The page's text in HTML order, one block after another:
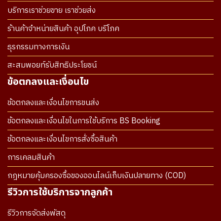
บริการเราช่วยขาย เราช่วยส่ง
ร้านค้าจำหน่ายสินค้า อุปโภค บริโภค
ธุรกรรมทางการเงิน
สะสมพอยท์รับสิทธิประโยชน์
ข้อตกลงและเงื่อนไข
ข้อตกลงและเงื่อนไขการขนส่ง
ข้อตกลงและเงื่อนไขในการใช้บริการ BS Booking
ข้อตกลงและเงื่อนไขการสั่งซื้อสินค้า
การเคลมสินค้า
กฎหมายคุ้มครองซื้อของออนไลน์เก็บเงินปลายทาง (COD)
รีวิวการใช้บริการจากลูกค้า
รีวิวการจัดส่งพัสดุ